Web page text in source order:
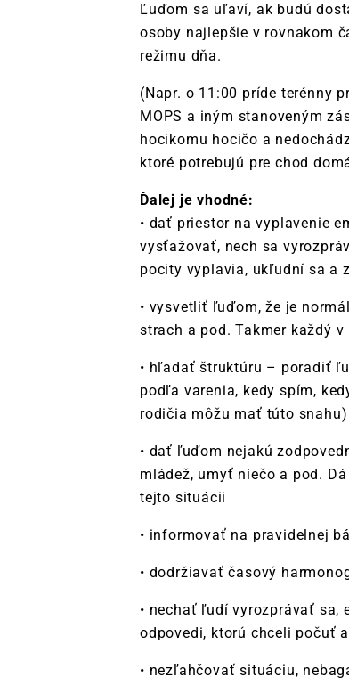
Ľuďom sa uľaví, ak budú
osoby najlepšie v rovnakom
režimu dňa.
(Napr. o 11:00 príde terénny
MOPS a iným stanoveným
hocikomu hocičo a
ktoré potrebujú pre chod
Ďalej je vhodné:
• dať priestor na vyplavenie
vysťažovať, nech sa
pocity vyplavia, ukľudní sa a
• vysvetliť ľuďom, že je
strach a pod. Takmer každý
• hľadať štruktúru – poradiť
podľa varenia, kedy spím,
rodičia môžu mať túto snahu)
• dať ľuďom nejakú
mládež, umyť niečo a pod.
tejto situácii
• informovať na pravidelnej
• dodržiavať časový
• nechať ľudí vyrozprávať
odpovedi, ktorú chceli počuť
• nezľahčovať situáciu,